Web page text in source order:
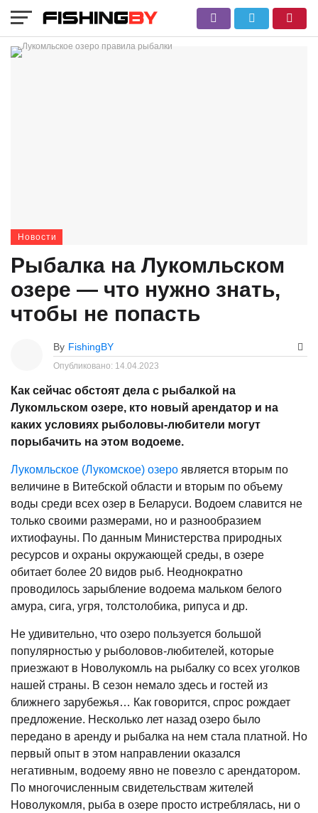
Новости
Рыбалка на Лукомльском
озере — что нужно знать,
чтобы не попасть
By FishingBY
Опубликовано: 14.04.2023
Как сейчас обстоят дела с рыбалкой на
Лукомльском озере, кто новый арендатор и на
каких условиях рыболовы-любители могут
порыбачить на этом водоеме.
Лукомльское (Лукомское) озеро является вторым по
величине в Витебской области и вторым по объему
воды среди всех озер в Беларуси. Водоем славится не
только своими размерами, но и разнообразием
ихтиофауны. По данным Министерства природных
ресурсов и охраны окружающей среды, в озере
обитает более 20 видов рыб. Неоднократно
проводилось зарыбление водоема мальком белого
амура, сига, угря, толстолобика, рипуса и др.
Не удивительно, что озеро пользуется большой
популярностью у рыболовов-любителей, которые
приезжают в Новолукомль на рыбалку со всех уголков
нашей страны. В сезон немало здесь и гостей из
ближнего зарубежья… Как говорится, спрос рождает
предложение. Несколько лет назад озеро было
передано в аренду и рыбалка на нем стала платной. Но
первый опыт в этом направлении оказался
негативным, водоему явно не повезло с арендатором.
По многочисленным свидетельствам жителей
Новолукомля, рыба в озере просто истреблялась, ни о